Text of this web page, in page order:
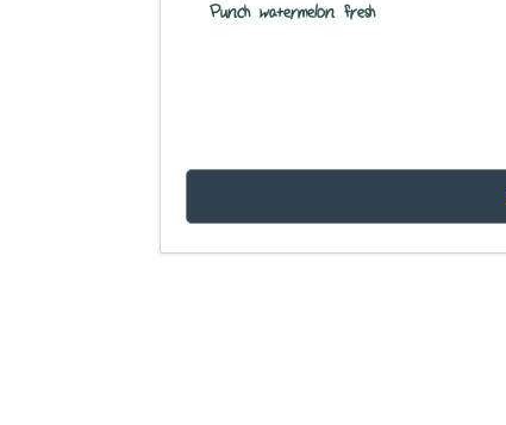
Punch watermelon fresh